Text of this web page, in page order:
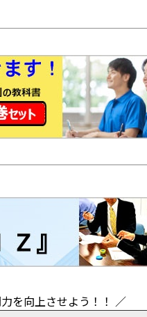
を向上させよう！！ ／